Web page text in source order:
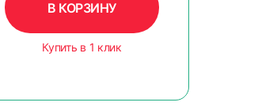
В КОРЗИНУ
Купить в 1 клик